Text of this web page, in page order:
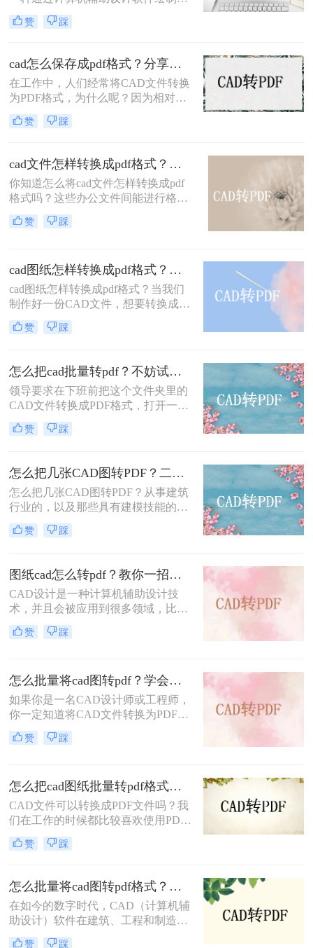
的显示和打印效果更加一致，可以避
免因为不同软件和硬件环境导致的显
CAD文件转换为PDF，以下是其中一
些方法的详细介绍：
二维或三维图形。在工程制图、建筑
设计、机械设计等领域中，CAD图是
要与其他人分享或者出版，就需要将
CAD图转换为PDF格式，这样可以确
保图形的清晰度和文件的易读性。下
面将详细介绍几种常用怎么把cad图纸
转换成pdf的方法。
赞 踩
cad怎么保存成pdf格式？分享一个简单的导出方法！
在工作中，人们经常将CAD文件转换
为PDF格式，为什么呢？因为相对于
CAD文件，PDF文件更能方便大家去
浏览，十分的便捷，以及PDF格式中
很好的保护CAD内容，为大家提供各
种帮助。所以cad怎么保存成pdf格式
呢？接下来让我们一起来看看它的具
体操作步骤吧！
赞 踩
cad文件怎样转换成pdf格式？简单5步，一学就会！
你知道怎么将cad文件怎样转换成pdf
格式吗？这些办公文件间能进行格式
化转换的操作，通常是通过相应的转
换程序来完成。而且小编在这里介绍
体如何进行cad转pdf操作，下面就来
给大家详细的讲一讲。
赞 踩
cad图纸怎样转换成pdf格式？掌握这4种方法就可以！
cad图纸怎样转换成pdf格式？当我们
制作好一份CAD文件，想要转换成
PDF文件，该怎么操作呢？其实，现
在办公经常会需要转换格式，如果你
时候看到本文，那么你很快就能解决
CAD转PDF，因为，小编在这给大家
整理了一些cad转PDF的操作方法。
赞 踩
怎么把cad批量转pdf？不妨试下这个方法！
领导要求在下班前把这个文件夹里的
CAD文件转换成PDF格式，打开一
下，救命啊！！太多了吧！！感慨之
后，立即打开电脑桌面上的这个软
去，设置输出格式为PDF，就能在下
班前完成转换啦！有朋友好奇这款软
件的真面目，今天小编就把它分享给
大家，一起接着往下看怎么把cad批量
转pdf吧~
赞 踩
怎么把几张CAD图转PDF？二个方法帮你搞定！
怎么把几张CAD图转PDF？从事建筑
行业的，以及那些具有建模技能的用
户们时常会在电脑上将自己想要的图
纸制作出来，这个图纸就是我们常见
比较方便地查看这个CAD图纸，将其
转换为比较大众的PDF格式就是很多
人的首选了，下面一起看看吧。
赞 踩
图纸cad怎么转pdf？教你一招在线转换！
CAD设计是一种计算机辅助设计技
术，并且会被应用到很多领域，比如
一些建筑设计、结构设计、水利工程
设计等。当设计师发送或展示的CAD
计师通常会把图纸转换成PDF文件再
分享。那么图纸cad怎么转pdf呢？下
面给大家分享一个好用的方法。
赞 踩
怎么批量将cad图转pdf？学会这个方法，一键批量转换！
如果你是一名CAD设计师或工程师，
你一定知道将CAD文件转换为PDF格
式的重要性。PDF格式具有广泛的应
用，包括在不同的设备和操作系统上
赞 踩
怎么把cad图纸批量转pdf格式？学会这个方法，一分钟搞定！
CAD文件可以转换成PDF文件吗？我
们在工作的时候都比较喜欢使用PDF
的格式发送分享给他人，因为PDF格
式的文件内容不易被修改，这样在某
篡改，那么你知道怎么怎么把cad图纸
批量转pdf格式吗？下面就来给大家讲
讲cad图纸转pdf的方法吧。
赞 踩
怎么批量将cad图转pdf格式？两个转换方法分享！
在如今的数字时代，CAD（计算机辅
助设计）软件在建筑、工程和制造行
业中被广泛使用。然而，有时候需要
赞 踩